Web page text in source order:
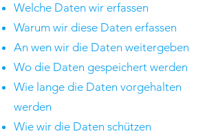
Welche Daten wir erfassen
Warum wir diese Daten erfassen
An wen wir die Daten weitergeben
Wo die Daten gespeichert werden
Wie lange die Daten vorgehalten
werden
Wie wir die Daten schützen